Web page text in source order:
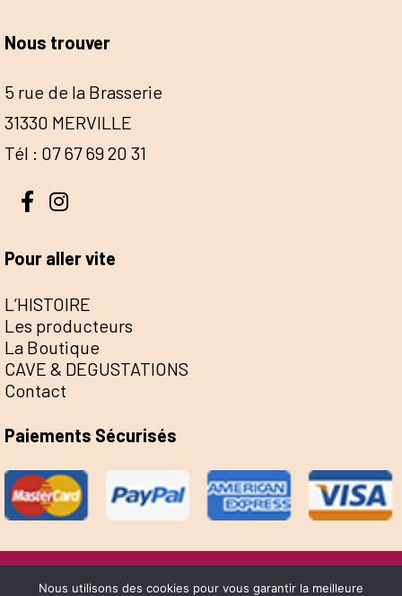
Nous trouver
5 rue de la Brasserie
31330 MERVILLE
Tél : 07 67 69 20 31
Pour aller vite
L’HISTOIRE
Les producteurs
La Boutique
CAVE & DEGUSTATIONS
Contact
Paiements Sécurisés
@Escale de la Save 2022 - Réalisation Sophie
Nous utilisons des cookies pour vous garantir la meilleure